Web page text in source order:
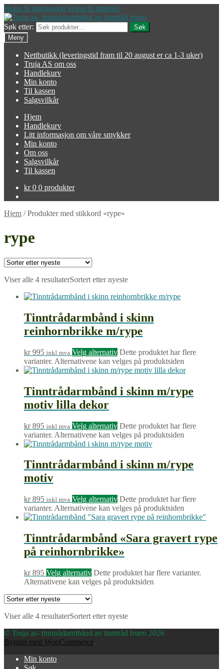
Hopp til navigasjon Hopp til innhold
Søk etter:
Søk
Meny
Nettbutikk (leveringstid fram til 20 august er ca 1-3 uker)
Truja AS om oss
Handlekurv
Min konto
Til kassen
Salgsvilkår
Hjem
Handlekurv
Litt informasjon om våre smykker
Min konto
Om oss
Salgsvilkår
Til kassen
kr0 0 produkter
Hjem /Produkter med stikkord «rype»
rype
Viser alle 4 resultaterSortert etter nyeste
Tinntrådarmbånd i skinn
reinhornbrikke m/rype
kr995 inkl mva Velg alternativ Dette produktet har flere
varianter. Alternativene kan velges på produktsiden
Tinntrådarmbånd i skinn m/rype
motiv lilla dekor
kr895 inkl mva Velg alternativ Dette produktet har flere
varianter. Alternativene kan velges på produktsiden
Tinntrådarmbånd i skinn m/rype
motiv
kr895 inkl mva Velg alternativ Dette produktet har flere
varianter. Alternativene kan velges på produktsiden
Tinntrådarmbånd «Sara gravert rype
på reinhornbrikke»
kr895 Velg alternativ Dette produktet har flere varianter.
Alternativene kan velges på produktsiden
Viser alle 4 resultaterSortert etter nyeste
© Truja as- tinntrådarmbånd av tinntråd fruen 2026
Bygget med WooCommerce.
Min konto